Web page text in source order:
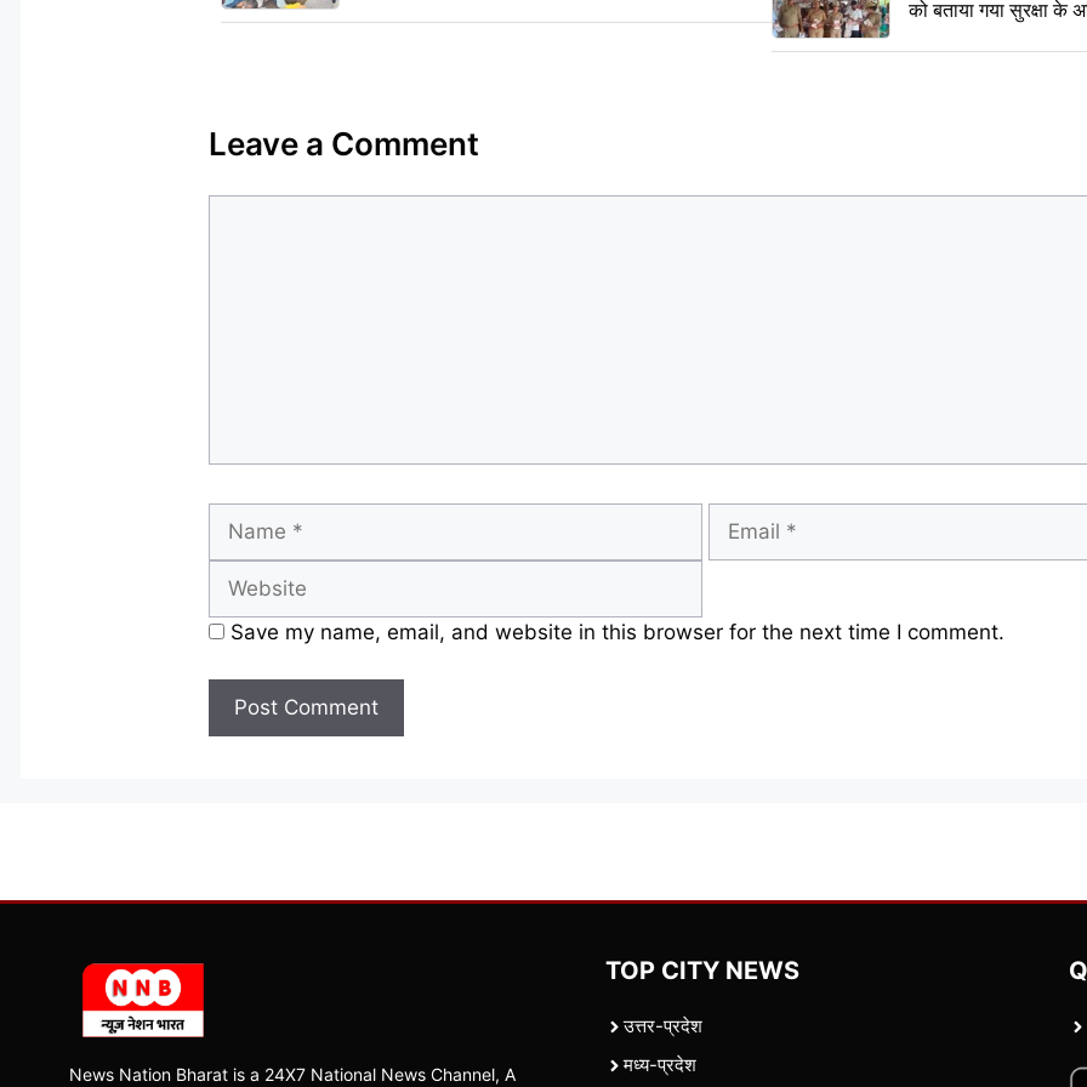
को बताया गया सुरक्षा के
Leave a Comment
Name Email
Save my name, email, and website in this browser for the next time I comment.
News Nation Bharat is a 24X7 National News Channel, A
TOP CITY NEWS
उत्तर-प्रदेश
मध्य-प्रदेश